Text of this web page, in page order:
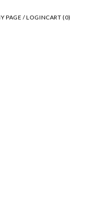
PAGE / LOGINCART (0)